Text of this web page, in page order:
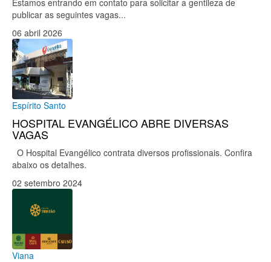
Estamos entrando em contato para solicitar a gentileza de
publicar as seguintes vagas...
06 abril 2026
Espírito Santo
HOSPITAL EVANGÉLICO ABRE DIVERSAS
VAGAS
O Hospital Evangélico contrata diversos profissionais. Confira
abaixo os detalhes.
02 setembro 2024
Viana